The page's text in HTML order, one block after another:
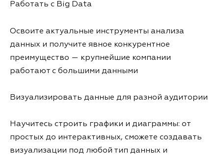
Работать с Big Data
Освоите актуальные инструменты анализа
данных и получите явное конкурентное
преимущество — крупнейшие компании
работают с большими данными
Визуализировать данные для разной аудитории
Научитесь строить графики и диаграммы: от
простых до интерактивных, сможете создавать
визуализации под любой тип данных и